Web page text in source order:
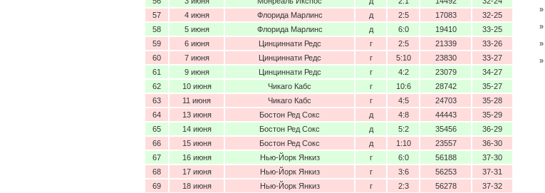
57
4 июня Флорида Марлинс д 2:5 17083
32-25
58
5 июня Флорида Марлинс д 6:0 19410
33-25
59
6 июня Цинциннати Редс г 2:5 21339
33-26
60
7 июня Цинциннати Редс г 5:10 23830
33-27
61
9 июня Цинциннати Редс г 4:2 23079
34-27
62
10 июня Чикаго Кабс г 10:6 28742
35-27
63
11 июня Чикаго Кабс г 4:5 24703
35-28
64
13 июня Бостон Ред Сокс д 4:8 44443
35-29
65
14 июня Бостон Ред Сокс д 5:2 35456
36-29
66
15 июня Бостон Ред Сокс д 1:10 23557
36-30
67
16 июня Нью-Йорк Янкиз г 6:0 56188
37-30
68
17 июня Нью-Йорк Янкиз г 3:6 56253
37-31
69
18 июня Нью-Йорк Янкиз г 2:3 56278
37-32